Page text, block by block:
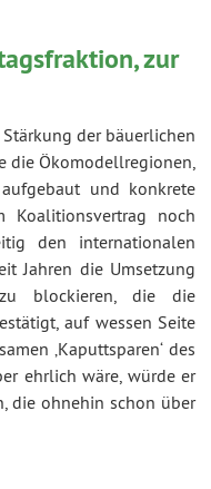
zur
der bäuerlichen
die Ökomodellregionen,
und konkrete
Koalitionsvertrag noch
den internationalen
Jahren die Umsetzung
zu blockieren, die die
auf wessen Seite
‚Kaputtsparen‘ des
ehrlich wäre, würde er
die ohnehin schon über